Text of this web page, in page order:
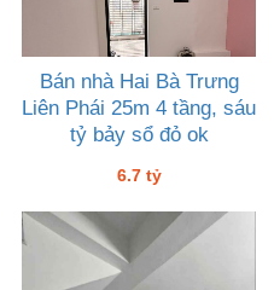
Bán nhà Hai Bà Trưng
Liên Phái 25m 4 tầng, sáu
tỷ bảy sổ đỏ ok
6.7 tỷ